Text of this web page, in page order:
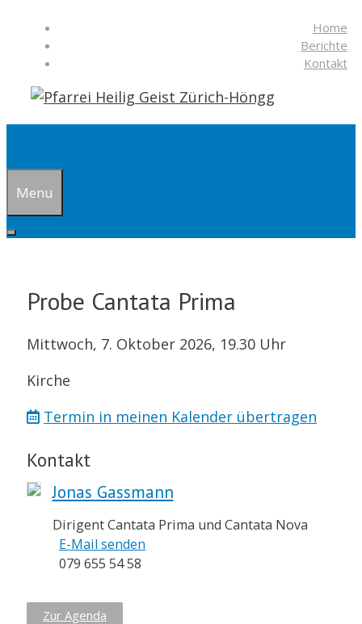
Inhalt
Home
Berichte
Kontakt
Menu
Probe Cantata Prima
Mittwoch, 7. Oktober 2026, 19.30 Uhr
Kirche
Termin in meinen Kalender übertragen
Kontakt
Jonas Gassmann
Dirigent Cantata Prima und Cantata Nova
E-Mail senden
079 655 54 58
Zur Agenda